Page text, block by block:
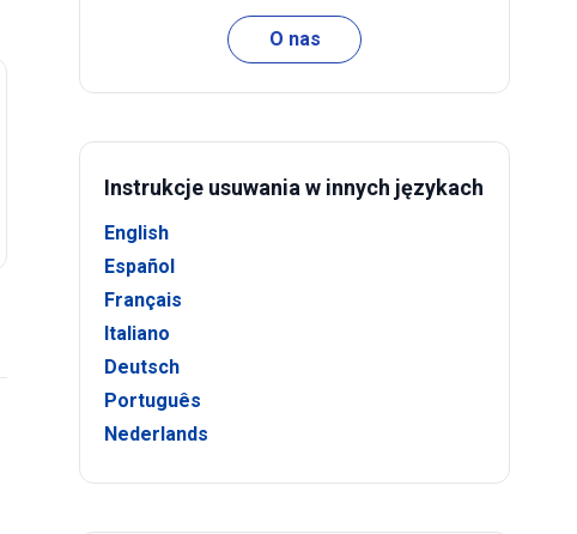
O nas
Instrukcje usuwania w innych językach
English
Español
Français
Italiano
Deutsch
Português
Nederlands